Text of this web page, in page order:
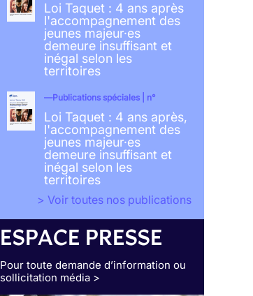
Loi Taquet : 4 ans après
l'accompagnement des
jeunes majeur·es
demeure insuffisant et
inégal selon les
territoires
Publications spéciales | n°
Loi Taquet : 4 ans après,
l'accompagnement des
jeunes majeur·es
demeure insuffisant et
inégal selon les
territoires
> Voir toutes nos publications
ESPACE PRESSE
Pour toute demande d’information ou
sollicitation média >